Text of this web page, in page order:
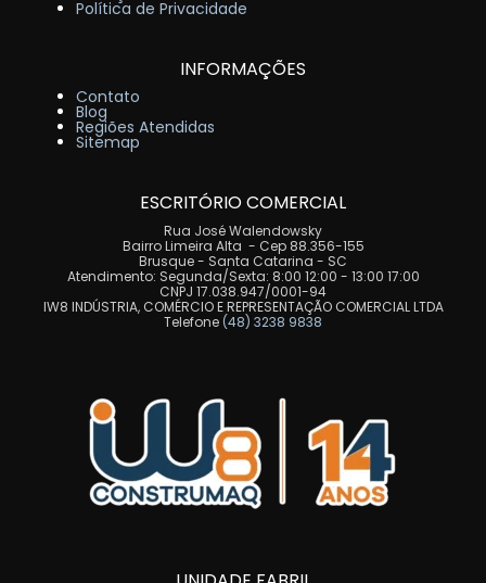
Política de Privacidade
INFORMAÇÕES
Contato
Blog
Regiões Atendidas
Sitemap
ESCRITÓRIO COMERCIAL
Rua José Walendowsky
Bairro Limeira Alta - Cep 88.356-155
Brusque - Santa Catarina - SC
Atendimento: Segunda/Sexta: 8:00 12:00 - 13:00 17:00
CNPJ 17.038.947/0001-94
IW8 INDÚSTRIA, COMÉRCIO E REPRESENTAÇÃO COMERCIAL LTDA
Telefone (48) 3238 9838